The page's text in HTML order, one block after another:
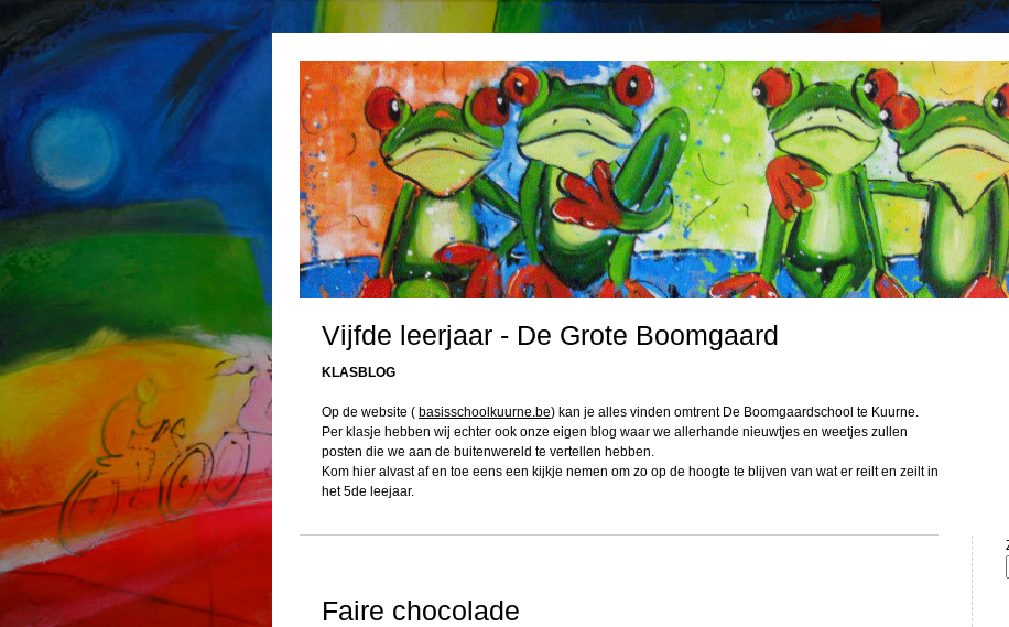
Vijfde leerjaar - De Grote Boomgaard
KLASBLOG
Op de website ( basisschoolkuurne.be) kan je alles vinden omtrent De Boomgaardschool te Kuurne.
Per klasje hebben wij echter ook onze eigen blog waar we allerhande nieuwtjes en weetjes zullen
posten die we aan de buitenwereld te vertellen hebben.
Kom hier alvast af en toe eens een kijkje nemen om zo op de hoogte te blijven van wat er reilt en zeilt in
het 5de leejaar.
Faire chocolade